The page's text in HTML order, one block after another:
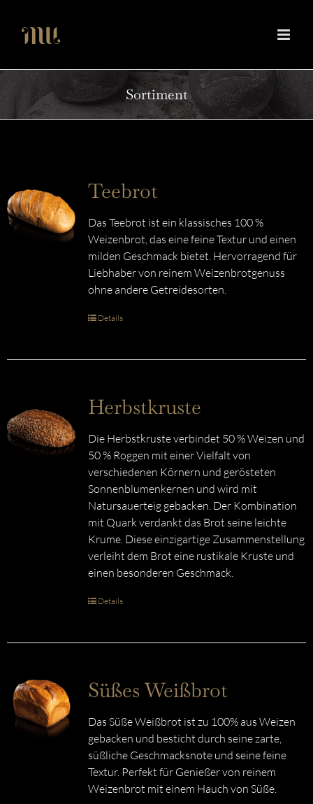
Inhalt
springen
Sortiment
Teebrot
Das Teebrot ist ein klassisches 100 %
Weizenbrot, das eine feine Textur und einen
milden Geschmack bietet. Hervorragend für
Liebhaber von reinem Weizenbrotgenuss
ohne andere Getreidesorten.
Details
Herbstkruste
Die Herbstkruste verbindet 50 % Weizen und
50 % Roggen mit einer Vielfalt von
verschiedenen Körnern und gerösteten
Sonnenblumenkernen und wird mit
Natursauerteig gebacken. Der Kombination
mit Quark verdankt das Brot seine leichte
Krume. Diese einzigartige Zusammenstellung
verleiht dem Brot eine rustikale Kruste und
einen besonderen Geschmack.
Details
Süßes Weißbrot
Das Süße Weißbrot ist zu 100% aus Weizen
gebacken und besticht durch seine zarte,
süßliche Geschmacksnote und seine feine
Textur. Perfekt für Genießer von reinem
Weizenbrot mit einem Hauch von Süße.